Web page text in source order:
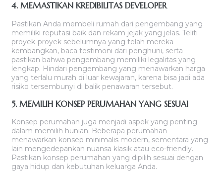
4. MEMASTIKAN KREDIBILITAS DEVELOPER
Pastikan Anda membeli rumah dari pengembang yang
memiliki reputasi baik dan rekam jejak yang jelas. Teliti
proyek-proyek sebelumnya yang telah mereka
kembangkan, baca testimoni dari penghuni, serta
pastikan bahwa pengembang memiliki legalitas yang
lengkap. Hindari pengembang yang menawarkan harga
yang terlalu murah di luar kewajaran, karena bisa jadi ada
risiko tersembunyi di balik penawaran tersebut.
5. MEMILIH KONSEP PERUMAHAN YANG SESUAI
Konsep perumahan juga menjadi aspek yang penting
dalam memilih hunian. Beberapa perumahan
menawarkan konsep minimalis modern, sementara yang
lain mengedepankan nuansa klasik atau eco-friendly.
Pastikan konsep perumahan yang dipilih sesuai dengan
gaya hidup dan kebutuhan keluarga Anda.